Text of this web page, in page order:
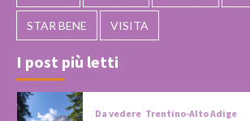
STAR BENE VISITA
I post più letti
Da vedere Trentino-Alto Adige